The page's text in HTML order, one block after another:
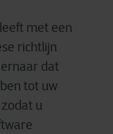
met een
richtlijn
dat
tot uw
u